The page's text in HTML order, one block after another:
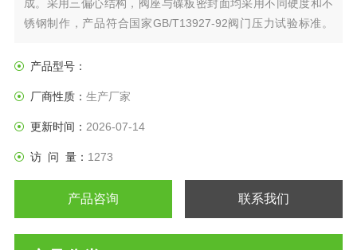
成。采用三偏心结构，阀座与碟板密封面均采用不同硬度和不
锈钢制作，产品符合国家GB/T13927-92阀门压力试验标准。
电动法兰蝶阀被广泛用于介质温度≤425℃的治金 、电力、石油
断流
产品型号：
厂商性质： 生产厂家
更新时间： 2026-07-14
访 问 量： 1273
产品咨询 联系我们